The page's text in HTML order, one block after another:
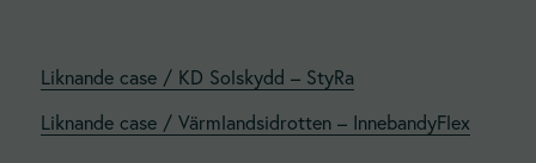
Liknande case / KD Solskydd – StyRa
Liknande case / Värmlandsidrotten – InnebandyFlex